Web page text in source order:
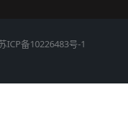
ICP备10226483号-1